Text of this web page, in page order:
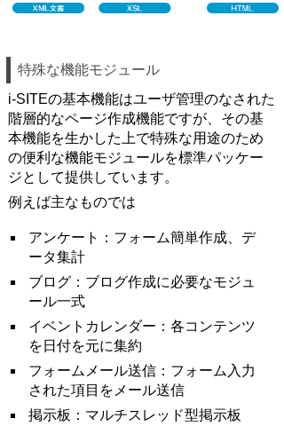
特殊な機能モジュール
i-SITEの基本機能はユーザ管理のなされた
階層的なページ作成機能ですが、その基
本機能を生かした上で特殊な用途のため
の便利な機能モジュールを標準パッケー
ジとして提供しています。
例えば主なものでは
アンケート：フォーム簡単作成、デ
ータ集計
ブログ：ブログ作成に必要なモジュ
ール一式
イベントカレンダー：各コンテンツ
を日付を元に集約
フォームメール送信：フォーム入力
された項目をメール送信
掲示板：マルチスレッド型掲示板